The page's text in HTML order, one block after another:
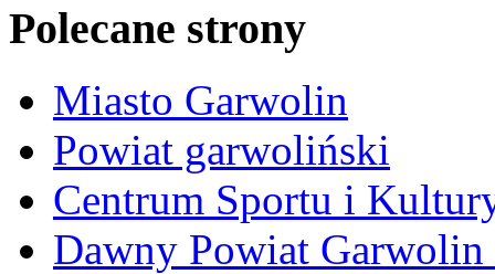
Polecane strony
Miasto Garwolin
Powiat garwoliński
Centrum Sportu i
Dawny Powiat